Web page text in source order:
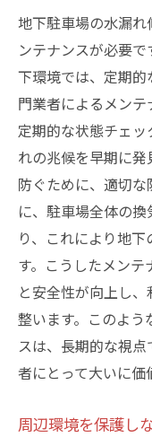
地下駐車場の水漏
ンテナンスが必要
下環境では、定期
門業者によるメン
定期的な状態チェ
れの兆候を早期に
防ぐために、適切
に、駐車場全体の
り、これにより地
す。こうしたメン
と安全性が向上し
整います。このよ
スは、長期的な視
者にとって大いに価
周辺環境を保護し